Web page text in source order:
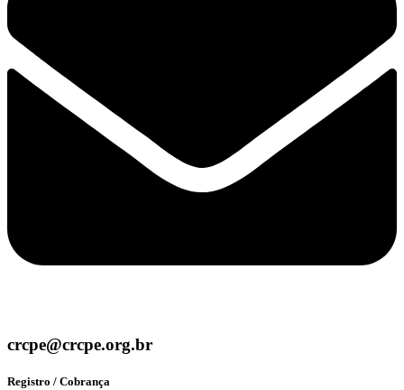
crcpe@crcpe.org.br
Registro / Cobrança